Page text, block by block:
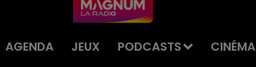
AGENDA JEUX PODCASTS CINÉMA